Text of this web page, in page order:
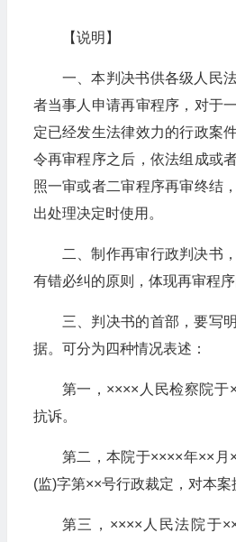
【说明】
一、本判决书供各级人民
者当事人申请再审程序，对于
定已经发生法律效力的行政案
令再审程序之后，依法组成或
照一审或者二审程序再审终结
出处理决定时使用。
二、制作再审行政判决书
有错必纠的原则，体现再审程序
三、判决书的首部，要写
据。可分为四种情况表述：
第一，××××人民检察院于
抗诉。
第二，本院于××××年××月
(监)字第××号行政裁定，对本案
第三，××××人民法院于